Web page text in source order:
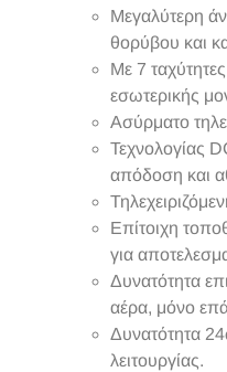
Μεγαλύτερη
θορύβου και
Με 7
εσωτερικής
Ασύρματο
Τεχνολογίας
απόδοση και
Επίτοιχη
για
Δυνατότητα
αέρα, μόνο
Δυνατότητα
λειτουργίας.